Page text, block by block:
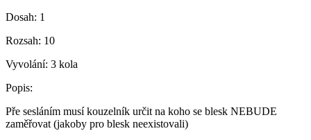
Dosah: 1
Rozsah: 10
Vyvolání: 3 kola
Popis:
Pře sesláním musí kouzelník určit na koho se blesk NEBUDE
zaměřovat (jakoby pro blesk neexistovali)